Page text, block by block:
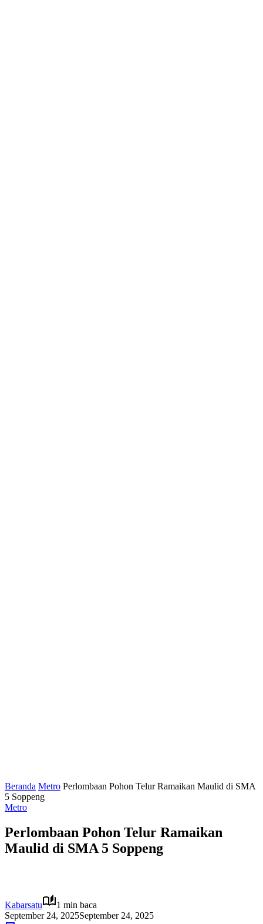
Beranda Metro Perlombaan Pohon Telur Ramaikan Maulid di SMA
5 Soppeng
Metro
Perlombaan Pohon Telur Ramaikan
Maulid di SMA 5 Soppeng
Kabarsatu
1 min baca
September 24, 2025September 24, 2025